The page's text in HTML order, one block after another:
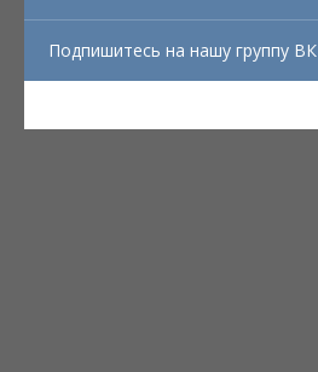
Подпишитесь на нашу группу ВК